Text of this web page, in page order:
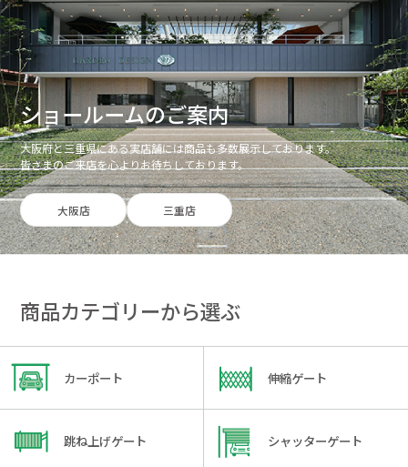
ショールームのご案内
大阪府と三重県にある実店舗には商品も多数展示しております。
皆さまのご来店を心よりお待ちしております。
大阪店 三重店
商品カテゴリーから選ぶ
カーポート 伸縮ゲート
跳ね上げゲート シャッターゲート